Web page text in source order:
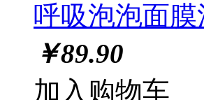
呼吸泡泡面
￥89.90
加入购物车